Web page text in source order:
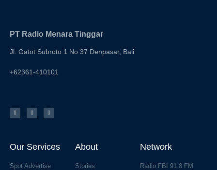
PT Radio Menara Tinggar
Jl. Gatot Subroto 1 No 37 Denpasar, Bali
+62361-410101
Our Services
Spot Advertise
About
Stories
Network
Radio FBI 91.8 FM